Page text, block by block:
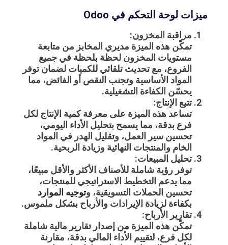
ميزات لوحة التحكم في Odoo
مراقبة المخزون:
تمكّن هذه الميزة مديري المخابز من متابعة
مستويات المخزون لحظة بلحظة في جميع
الفروع، مع تحديث تلقائي للكميات لضمان توفر
المواد الأساسية وتجنب النقص أو الفائض، مما
يحسّن الكفاءة التشغيلية.
تتبع الإنتاج:
تساعد هذه الميزة على معرفة كمية الإنتاج لكل
فرع بدقة، مما يسمح بتحليل الأداء اليومي،
تحسين سير العمل، وتقليل الهدر في المواد
الخام والمنتجات النهائية وزيادة الربحية.
تحليل المبيعات:
توفر رؤية شاملة للأصناف الأكثر والأقل مبيعًا،
مما يدعم التخطيط الاستراتيجي للمنتجات،
تحسين الحملات التسويقية، وتوجيه الموارد
بكفاءة لزيادة الإيرادات والأرباح بشكل ملموس.
تقارير الأرباح:
تمكّن هذه الميزة من إصدار تقارير مالية شاملة
لكل فرع، لتقييم الأداء المالي بدقة، مقارنة